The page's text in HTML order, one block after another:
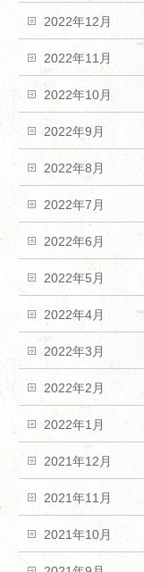
2022年12月
2022年11月
2022年10月
2022年9月
2022年8月
2022年7月
2022年6月
2022年5月
2022年4月
2022年3月
2022年2月
2022年1月
2021年12月
2021年11月
2021年10月